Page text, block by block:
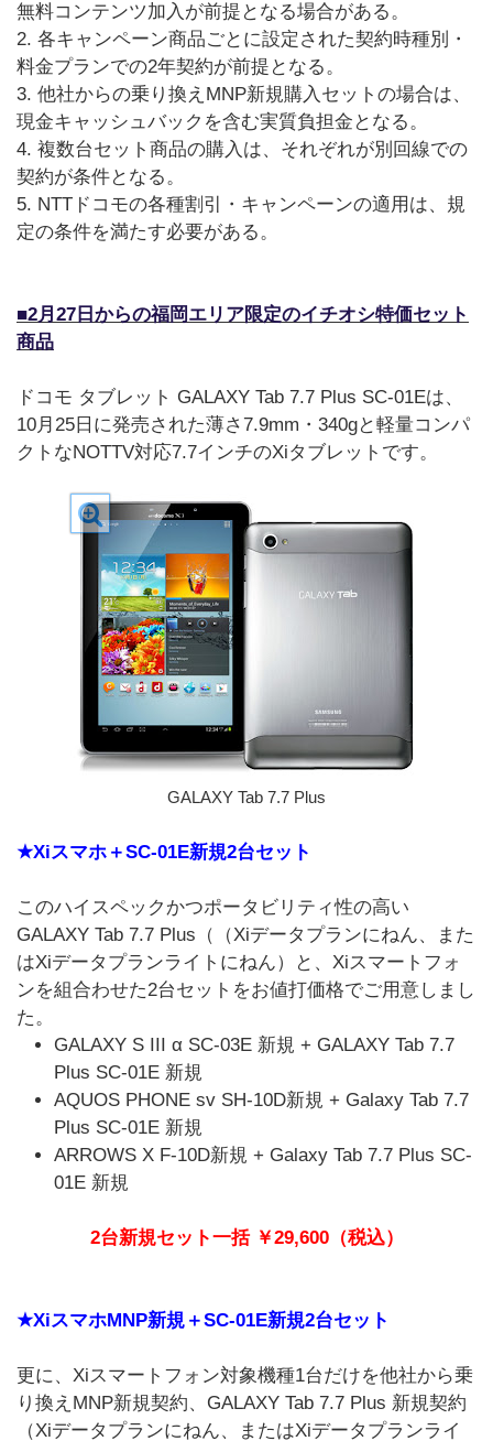
無料コンテンツ加入が前提となる場合がある。
2. 各キャンペーン商品ごとに設定された契約時種別・
料金プランでの2年契約が前提となる。
3. 他社からの乗り換えMNP新規購入セットの場合は、
現金キャッシュバックを含む実質負担金となる。
4. 複数台セット商品の購入は、それぞれが別回線での
契約が条件となる。
5. NTTドコモの各種割引・キャンペーンの適用は、規
定の条件を満たす必要がある。
■2月27日からの福岡エリア限定のイチオシ特価セット
商品
ドコモ タブレット GALAXY Tab 7.7 Plus SC-01Eは、
10月25日に発売された薄さ7.9mm・340gと軽量コンパ
クトなNOTTV対応7.7インチのXiタブレットです。
GALAXY Tab 7.7 Plus
★Xiスマホ＋SC-01E新規2台セット
このハイスペックかつポータビリティ性の高い
GALAXY Tab 7.7 Plus（（Xiデータプランにねん、また
はXiデータプランライトにねん）と、Xiスマートフォ
ンを組合わせた2台セットをお値打価格でご用意しまし
た。
GALAXY S III α SC-03E 新規 + GALAXY Tab 7.7
Plus SC-01E 新規
AQUOS PHONE sv SH-10D新規 + Galaxy Tab 7.7
Plus SC-01E 新規
ARROWS X F-10D新規 + Galaxy Tab 7.7 Plus SC-
01E 新規
2台新規セット一括 ￥29,600（税込）
★XiスマホMNP新規＋SC-01E新規2台セット
更に、Xiスマートフォン対象機種1台だけを他社から乗
り換えMNP新規契約、GALAXY Tab 7.7 Plus 新規契約
（Xiデータプランにねん、またはXiデータプランライ